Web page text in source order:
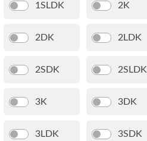
1SLDK 2K
2DK 2LDK
2SDK 2SLDK
3K 3DK
3LDK 3SDK